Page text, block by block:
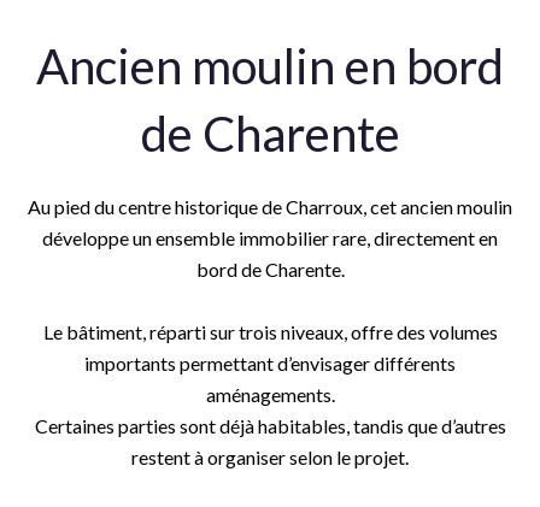
Ancien moulin en bord
de Charente
Au pied du centre historique de Charroux, cet ancien moulin
développe un ensemble immobilier rare, directement en
bord de Charente.
Le bâtiment, réparti sur trois niveaux, offre des volumes
importants permettant d’envisager différents
aménagements.
Certaines parties sont déjà habitables, tandis que d’autres
restent à organiser selon le projet.